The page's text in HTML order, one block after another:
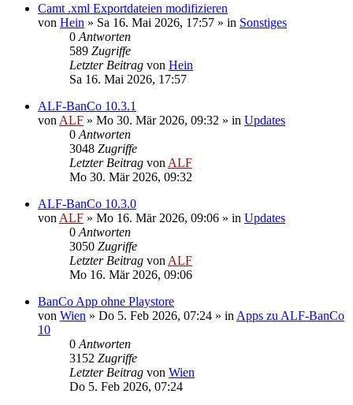
Camt .xml Exportdateien modifizieren
von Hein » Sa 16. Mai 2026, 17:57 » in Sonstiges
0 Antworten
589 Zugriffe
Letzter Beitrag von Hein
Sa 16. Mai 2026, 17:57
ALF-BanCo 10.3.1
von ALF » Mo 30. Mär 2026, 09:32 » in Updates
0 Antworten
3048 Zugriffe
Letzter Beitrag von ALF
Mo 30. Mär 2026, 09:32
ALF-BanCo 10.3.0
von ALF » Mo 16. Mär 2026, 09:06 » in Updates
0 Antworten
3050 Zugriffe
Letzter Beitrag von ALF
Mo 16. Mär 2026, 09:06
BanCo App ohne Playstore
von Wien » Do 5. Feb 2026, 07:24 » in Apps zu ALF-BanCo
10
0 Antworten
3152 Zugriffe
Letzter Beitrag von Wien
Do 5. Feb 2026, 07:24